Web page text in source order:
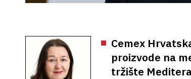
Cemex
proizvode na
tržište